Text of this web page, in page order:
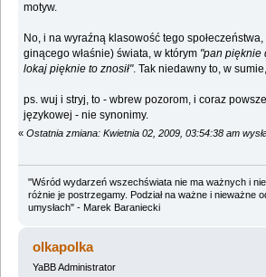
motyw.
No, i na wyraźną klasowość tego
ginącego właśnie) świata, w którym "pan pięknie
lokaj pięknie to znosił". Tak niedawny to, w
ps. wuj i stryj, to - wbrew pozorom, i coraz
językowej - nie synonimy.
« Ostatnia zmiana: Kwietnia 02, 2009, 03:54:38 am
"Wśród wydarzeń wszechświata nie ma ważnych i
różnie je postrzegamy. Podział na ważne i nieważne
umysłach" - Marek Baraniecki
olkapolka
YaBB Administrator